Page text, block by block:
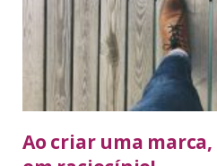
Ao criar uma